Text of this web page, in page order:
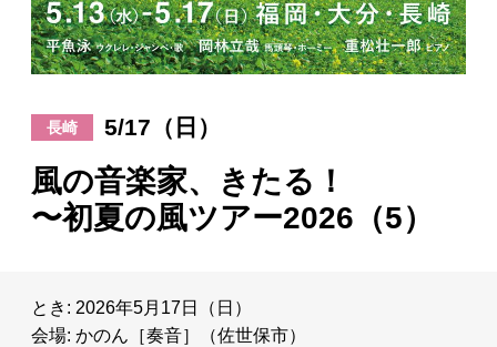
演奏依頼
長崎 5/17（日）
風の音楽家、きたる！
〜初夏の風ツアー2026（5）
とき: 2026年5月17日（日）
会場: かのん［奏音］（佐世保市）